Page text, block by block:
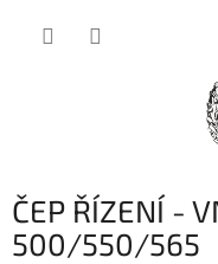
ČEP ŘÍZENÍ -
500/550/565